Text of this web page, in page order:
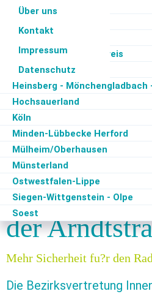
Über uns
Kontakt
Impressum
Datenschutz
Region Düsseldorf
Hagen - Märkischer Kreis
Hamm
Heinsberg - Mönchengladbach
Hochsauerland
Köln
Minden-Lübbecke Herford
Mülheim/Oberhausen
Münsterland
Ostwestfalen-Lippe
Siegen-Wittgenstein - Olpe
Soest
Dortmund - Unna,
Dortmund - Unna
Kaiserstraßenviertel
Verbände
Änderung der
der
Mehr Sicherheit fu?r den
Die Bezirksvertretung